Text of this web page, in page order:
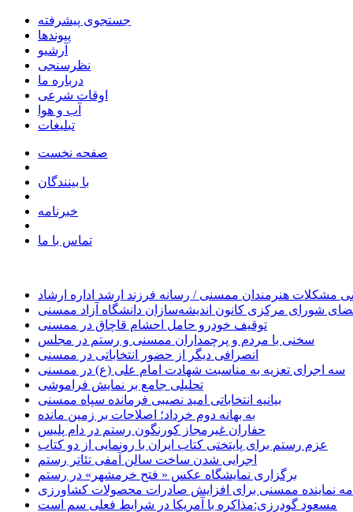
جستجوی پیشرفته
پیوندها
آرشیو
نظرسنجی
درباره ما
اوقات شرعی
آب و هوا
تبلیغات
صفحه نخست
با بینندگان
خبرنامه
تماس با ما
مشکلات هنرمندان ممسنی / رسانه فرزند ارشد اداره ارشاد
شورای مرکزی کانون اندیشه‌سازان دانشگاه آزاد ممسنی
توقیف خودرو حامل احشام قاچاق در ممسنی
سخنی با مردم و پرچمداران ممسنی و رستم در مجلس
انصرافی دیگر از حضور انتخاباتی در ممسنی
سه اجرای تعزیه به مناسبت شهادت امام علی (ع) در ممسنی
تحلیلی جامع بر نمایش فراموشی
بیانیه انتخاباتی امید نصیبی فرمانده سپاه ممسنی
به بهانه دوم خرداد؛ اصلاحات بر زمین مانده
حفاران غیرمجاز کورنگون رستم در دام پلیس
عزم رستم برای پایتختی کتاب ایران با رونمایی از دو کتاب
اجرایی شدن ساخت سالن آمفی تئاتر رستم
برگزاری نمایشگاه عکس « فتح خرمشهر» در رستم
نماینده ممسنی برای افزایش صادرات محصولات کشاورزی
مسعود گودرزی:مذاکره با آمریکا در شرایط فعلی سم است